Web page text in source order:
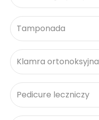
Tamponada
Klamra ortonoksyjna
Pedicure leczniczy